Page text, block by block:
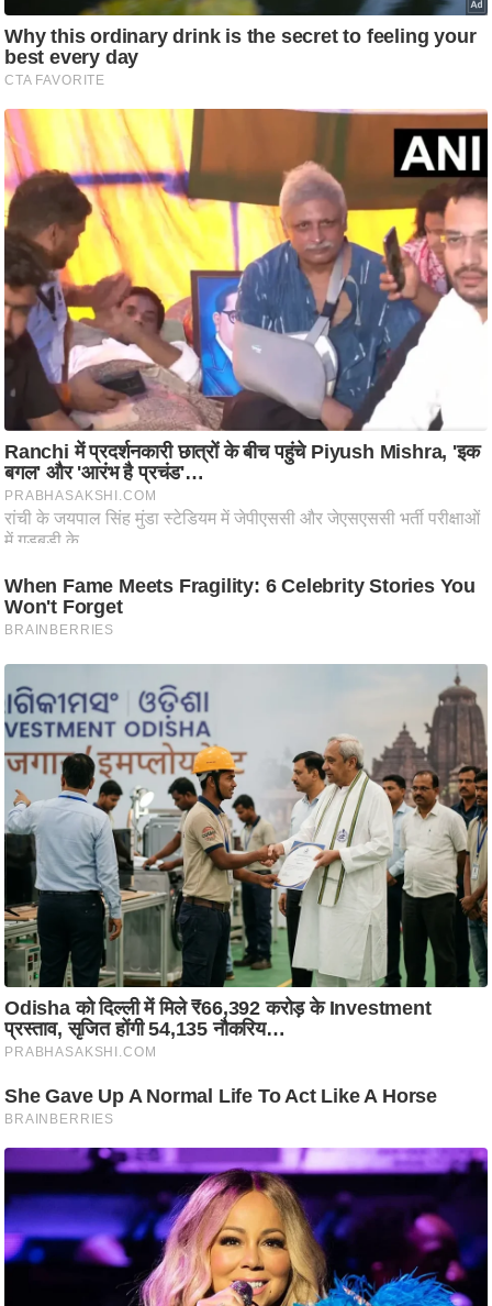
यि
क
मा
तृ
भू
मि
स्तं
भ
ए
म
.
आ
आ
ई
.
चा
प
र
स
मी
क्षा
ध
र्म
ज्यो
ति
ष
प्र
भु
म
हि
मा
/
ध
स्थ
व्र
त
त्यो
हा